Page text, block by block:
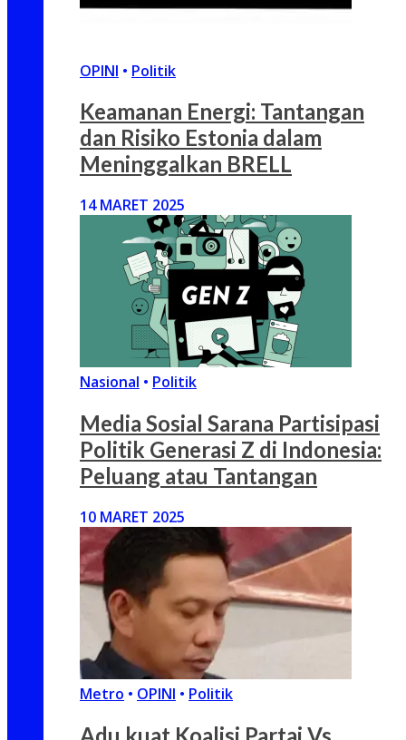
OPINI • Politik
Keamanan Energi: Tantangan
dan Risiko Estonia dalam
Meninggalkan BRELL
14 MARET 2025
Nasional • Politik
Media Sosial Sarana Partisipasi
Politik Generasi Z di Indonesia:
Peluang atau Tantangan
10 MARET 2025
Metro • OPINI • Politik